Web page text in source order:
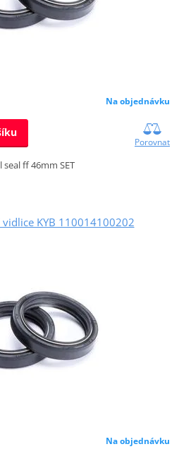
Na objednávku
Porovnat
seal ff 46mm SET
KYB 110014100202
Na objednávku